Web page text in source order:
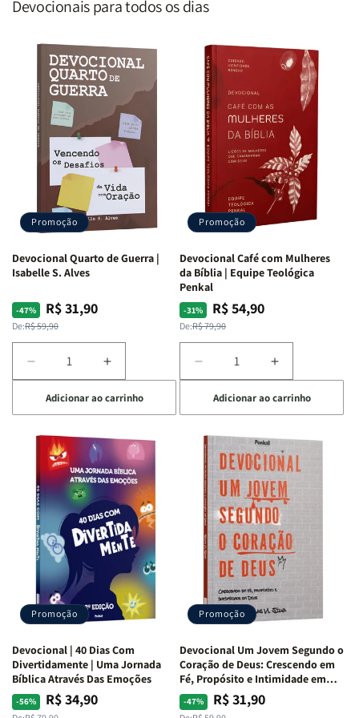
Devocionais para todos os dias
Promoção
Devocional Quarto de Guerra |
Isabelle S. Alves
-47%
Preço
normal
De:R$ 59,90
Preço
promocional
R$ 31,90
Diminuir
a
quantidade
de
Devocional
Quarto
de
Guerra
Isabelle
S.
Alves
Aumentar
a
quantidade
de
Devocional
Quarto
de
Guerra
|
Isabelle
S.
Alves
Adicionar ao carrinho
Promoção
Devocional Café com Mulheres
da Bíblia | Equipe Teológica
Penkal
-31%
Preço
normal
De:R$ 79,90
Preço
promocional
R$ 54,90
Diminuir
a
quantidade
de
Devocional
Café
com
Mulheres
da
Bíblia
Equipe
Teológica
Penkal
Aumentar
a
quantidade
de
Devocional
Café
com
Mulheres
da
Bíblia
|
Equipe
Teológica
Penkal
Adicionar ao carrinho
Promoção
Devocional | 40 Dias Com
Divertidamente | Uma Jornada
Bíblica Através Das Emoções
-56%
Preço
PreçoR$ 34,90
Promoção
Devocional Um Jovem Segundo o
Coração de Deus: Crescendo em
Fé, Propósito e Intimidade em
Deus
-47%
Preço
PreçoR$ 31,90